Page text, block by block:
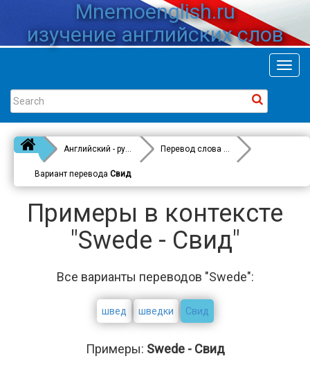
Mnemoenglish.ru
изучение английских слов
Английский - русский Перевод слова
Swede
Вариант перевода Свид
Примеры в контексте
"Swede - Свид"
Все варианты переводов "Swede":
швед шведки Свид
Примеры: Swede - Свид